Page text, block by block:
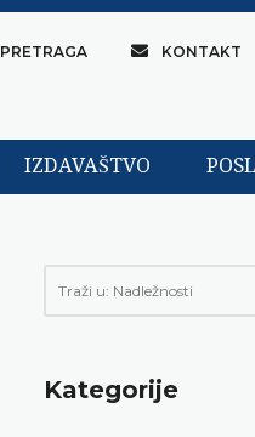
PRETRAGA KONTAKT
IZDAVAŠTVO
Kategorije